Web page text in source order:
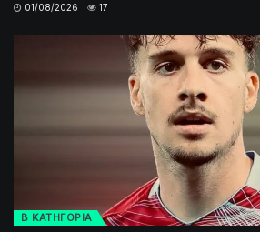
01/08/2026 17
Β ΚΑΤΗΓΟΡΙΑ